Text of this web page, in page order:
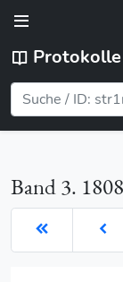
Band 3.